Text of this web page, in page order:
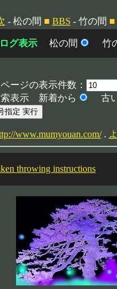
- 松の間 ■ BBS - 竹の間 ■
グ表示 松の間 竹
ページの表示件数：
表示 新着から
古
www.mumyouan.com/.
throwing instructions